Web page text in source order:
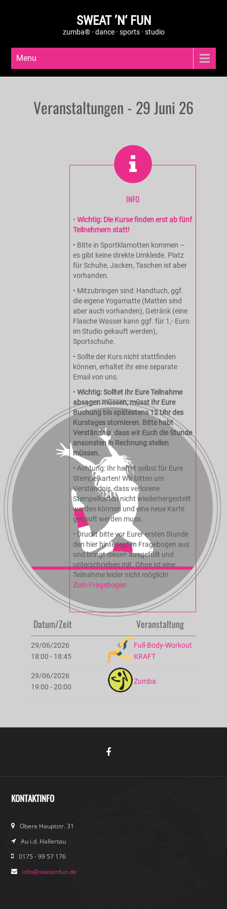
SWEAT ’N‘ FUN
zumba® · dance · sports · studio
Menu
Veranstaltungen - 29 Juni 26
INFO
•Wichtig: Die Kurse finden erst ab fünf
Teilnehmern statt!
• Bitte in Sportklamotten kommen –
es gibt keine direkte Umkleide. Platz
für Schuhe, Jacken, Taschen ist aber
vorhanden.
• Mitzubringen sind: Handtuch, ggf.
die eigene Yogamatte (Matten sind
aber auch vorhanden), Getränk (eine
Flasche Wasser kann ggf. für 1,- Euro
im Studio gekauft werden),
Sportschuhe.
• Sollte der Kurs nicht stattfinden
können, erhaltet Ihr eine separate
Email von uns.
•Wichtig: Solltet Ihr Eure Teilnahme
absagen müssen, müsst Ihr Eure
Buchung bis spätestens 12 Uhr des
Kurstages stornieren. Bitte habt
Verständnis, dass wir Euch die Stunde
ansonsten in Rechnung stellen
müssen.
• Achtung: Ihr haftet selbst für Eure
Stempelkarten! WIr bitten um
Verständnis, dass verlorene
Stempelkarten nicht wiederhergestellt
werden können und eine neue Karte
gekauft werden muss.
• Druckt bitte vor Eurer ersten Stunde
den hier hinterlegten Fragebogen aus
und bringt diesen ausgefüllt und
unterschrieben mit. Ohne ist eine
Teilnahme leider nicht möglich!
Zum Fragebogen
Datum/Zeit Veranstaltung
29/06/2026
18:00 - 18:45
Full-Body-Workout
KRAFT
29/06/2026
19:00 - 20:00
Zumba
KONTAKTINFO
Obere Hauptstr. 31
Au i.d. Hallertau
0175 - 99 57 176
info@sweatnfun.de